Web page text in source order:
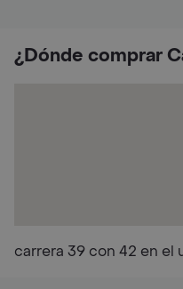
¿Dónde comprar
carrera 39 con 42 en el